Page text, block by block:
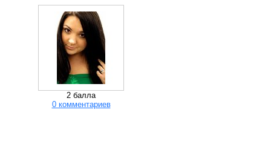
2 балла
0 комментариев